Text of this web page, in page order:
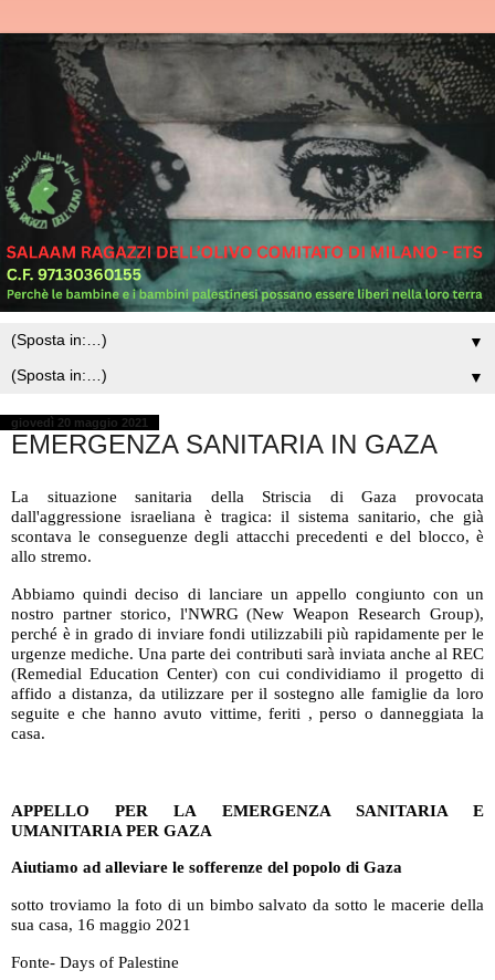
▼
▼
giovedì 20 maggio 2021
EMERGENZA SANITARIA IN GAZA
La situazione sanitaria della Striscia di Gaza provocata
dall'aggressione israeliana è tragica: il sistema sanitario, che già
scontava le conseguenze degli attacchi precedenti e del blocco, è
allo stremo.
Abbiamo quindi deciso di lanciare un appello congiunto con un
nostro partner storico, l'NWRG (New Weapon Research Group),
perché è in grado di inviare fondi utilizzabili più rapidamente per le
urgenze mediche. Una parte dei contributi sarà inviata anche al REC
(Remedial Education Center) con cui condividiamo il progetto di
affido a distanza, da utilizzare per il sostegno alle famiglie da loro
seguite e che hanno avuto vittime, feriti , perso o danneggiata la
casa.
APPELLO PER LA EMERGENZA SANITARIA E
UMANITARIA PER GAZA
Aiutiamo ad alleviare le sofferenze del popolo di Gaza
sotto troviamo la foto di un bimbo salvato da sotto le macerie della
sua casa, 16 maggio 2021
Fonte- Days of Palestine